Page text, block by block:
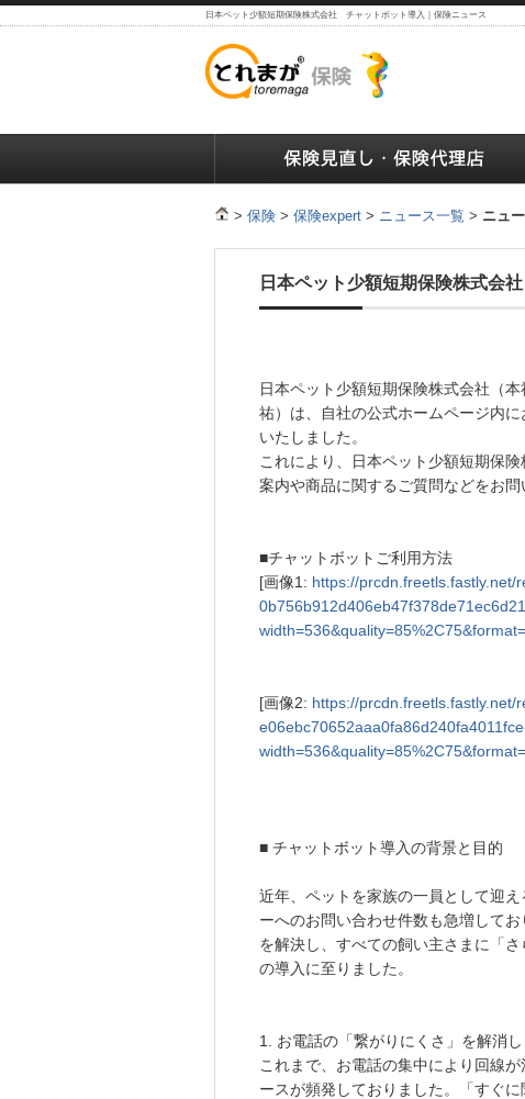
日本ペット少額短期保険株式会社 チャットボット導入｜保険ニュース
> 保険 > 保険expert > ニュース一覧 > ニュ
日本ペット少額短期保険株式会
日本ペット少額短期保険株式会社（
祐）は、自社の公式ホームページ内
いたしました。
これにより、日本ペット少額短期保
案内や商品に関するご質問などをお
■チャットボットご利用方法
[画像1: https://prcdn.freetls.fastly.net/
[画像2: https://prcdn.freetls.fastly.net/
■ チャットボット導入の背景と目的
近年、ペットを家族の一員として迎
ーへのお問い合わせ件数も急増して
を解決し、すべての飼い主さまに「
の導入に至りました。
1. お電話の「繋がりにくさ」を解消
これまで、お電話の集中により回線
ースが頻発しておりました。「すぐ